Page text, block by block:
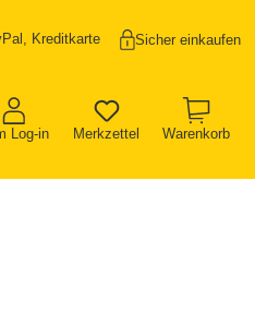
Kreditkarte Sicher einkaufen
Log-in Merkzettel Warenkorb